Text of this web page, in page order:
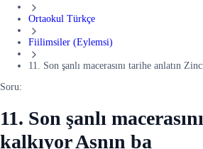
Ortaokul Türkçe
Fiilimsiler (Eylemsi)
11. Son şanlı macerasını tarihe anlatın
Soru:
11. Son şanlı
kalkıyor Asnın ba